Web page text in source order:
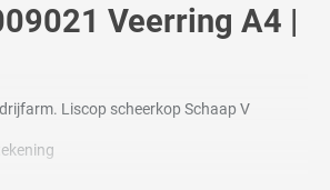
Veerring A4 |
Liscop scheerkop Schaap V